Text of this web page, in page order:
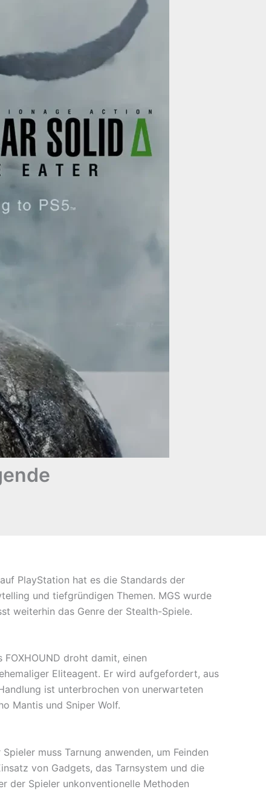
PlayStation hat es die Standards der
und tiefgründigen Themen. MGS wurde
weiterhin das Genre der Stealth-Spiele.
droht damit, einen
Eliteagent. Er wird aufgefordert, aus
ist unterbrochen von unerwarteten
Mantis und Sniper Wolf.
muss Tarnung anwenden, um Feinden
von Gadgets, das Tarnsystem und die
der Spieler unkonventionelle Methoden